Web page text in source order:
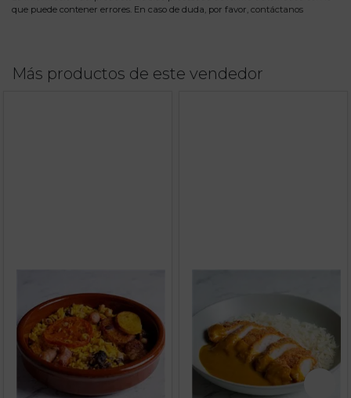
que puede contener errores. En caso de duda, por favor, contáctanos
Más productos de este vendedor